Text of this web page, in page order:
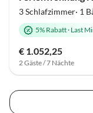
3 Schlafzimmer· 1
5% Rabatt· Last
€ 1.052,25
2 Gäste / 7 Nächte